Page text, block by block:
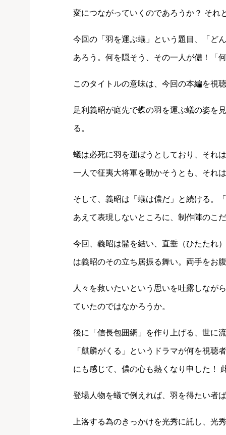
変につながっていくのであろうか？ それ
今回の「羽を運ぶ蟻」という題目、「ど
あろう。何を隠そう、その一人が儂！「
このタイトルの意味は、今回の本編を視
足利義昭が庭先で蝶の羽を運ぶ蟻の姿を
る。
蟻は必死に羽を運ぼうとしており、それ
一人で征夷大将軍を動かそうとも、それ
そして、義昭は「蟻は儂だ」と続ける。
あえて表現しないところに、制作陣のこ
今回、義昭は髷を結い、直垂（ひたたれ
は義昭のその立ち居振る舞い。両手をお
人々を救いたいという思いを吐露しなが
ていたのではなかろうか。
後に「信長包囲網」を作り上げる、世に
「麒麟がくる」というドラマが何を視聴
にも感じて、儂の心も熱くなり申した！
登場人物を蟻で例えれば、羽を得たい者
上洛する為のきっかけを光秀に託し、光